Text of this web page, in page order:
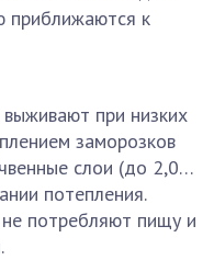
приближаются к
при низких
заморозков
слои (до 2,0…
потепления.
потребляют пищу и